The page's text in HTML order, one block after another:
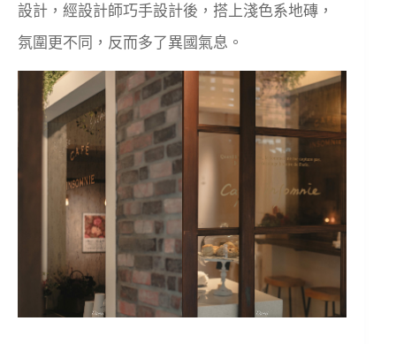
設計，經設計師巧手設計後，搭上淺色系地磚，
氛圍更不同，反而多了異國氣息。